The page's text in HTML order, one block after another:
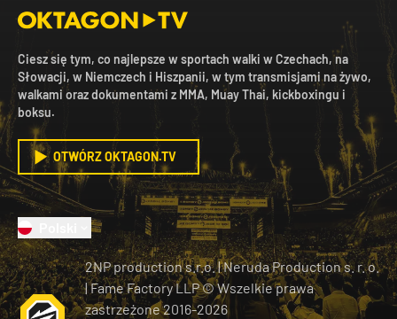
Ciesz się tym, co najlepsze w sportach walki w Czechach, na
Słowacji, w Niemczech i Hiszpanii, w tym transmisjami na żywo,
walkami oraz dokumentami z MMA, Muay Thai, kickboxingu i
boksu.
OTWÓRZ OKTAGON.TV
2NP production s.r.o.|Neruda Production s. r. o.
| Fame Factory LLP © Wszelkie prawa
zastrzeżone2016-2026